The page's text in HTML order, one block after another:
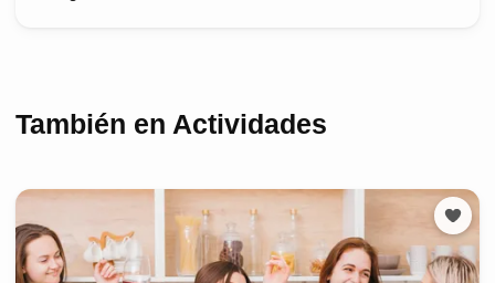
También en Actividades